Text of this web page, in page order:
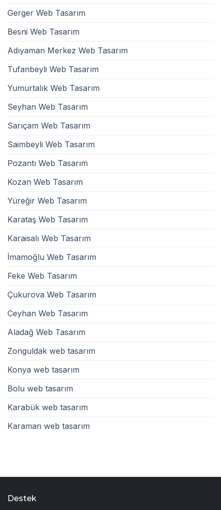
Gerger Web Tasarım
Besni Web Tasarım
Adıyaman Merkez Web Tasarım
Tufanbeyli Web Tasarım
Yumurtalık Web Tasarım
Seyhan Web Tasarım
Sarıçam Web Tasarım
Saimbeyli Web Tasarım
Pozantı Web Tasarım
Kozan Web Tasarım
Yüreğir Web Tasarım
Karataş Web Tasarım
Karaisalı Web Tasarım
İmamoğlu Web Tasarım
Feke Web Tasarım
Çukurova Web Tasarım
Ceyhan Web Tasarım
Aladağ Web Tasarım
Zonguldak web tasarım
Konya web tasarım
Bolu web tasarım
Karabük web tasarım
Karaman web tasarım
Destek